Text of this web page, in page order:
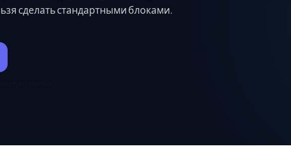
сделать стандартными блоками.